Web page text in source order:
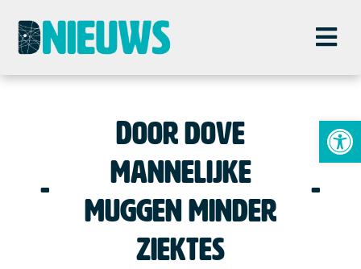
Door dove
mannelijke
muggen minder
ziektes